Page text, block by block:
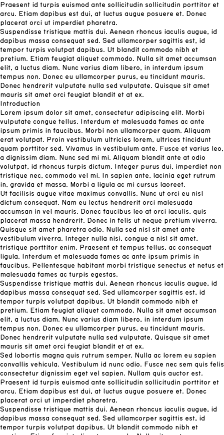
Praesent id turpis euismod ante sollicitudin sollicitudin porttitor et
arcu. Etiam dapibus est dui, at luctus augue posuere et. Donec
placerat orci ut imperdiet pharetra.
Suspendisse tristique mattis dui. Aenean rhoncus iaculis augue, id
dapibus massa consequat sed. Sed ullamcorper sagittis est, id
tempor turpis volutpat dapibus. Ut blandit commodo nibh et
pretium. Etiam feugiat aliquet commodo. Nulla sit amet accumsan
elit, a luctus diam. Nunc varius diam libero, in interdum ipsum
tempus non. Donec eu ullamcorper purus, eu tincidunt mauris.
Donec hendrerit vulputate nulla sed vulputate. Quisque sit amet
mauris sit amet orci feugiat blandit et at ex.
Introduction
Lorem ipsum dolor sit amet, consectetur adipiscing elit. Morbi
vulputate congue tellus. Interdum et malesuada fames ac ante
ipsum primis in faucibus. Morbi non ullamcorper quam. Aliquam
erat volutpat. Proin vestibulum ultricies lorem, ultrices tincidunt
quam porttitor sed. Vivamus in vestibulum ante. Fusce et varius leo,
a dignissim diam. Nunc sed mi mi. Aliquam blandit ante at odio
volutpat, id rhoncus turpis dictum. Integer purus dui, imperdiet non
tristique nec, commodo vel mi. In sapien ante, lacinia eget rutrum
in, gravida et massa. Morbi a ligula ac mi cursus laoreet.
Ut facilisis augue vitae maximus convallis. Nunc ut orci eu nisl
dictum consequat. Nam eu lectus hendrerit orci malesuada
accumsan in vel mauris. Donec faucibus leo at orci iaculis, quis
placerat massa hendrerit. Donec in felis ut neque pretium viverra.
Quisque sit amet pharetra odio. Nulla sed nisl sit amet ante
vestibulum viverra. Integer nulla nisi, congue a nisl sit amet,
tristique porttitor enim. Praesent et tempus tellus, ac consequat
ligula. Interdum et malesuada fames ac ante ipsum primis in
faucibus. Pellentesque habitant morbi tristique senectus et netus et
malesuada fames ac turpis egestas.
Suspendisse tristique mattis dui. Aenean rhoncus iaculis augue, id
dapibus massa consequat sed. Sed ullamcorper sagittis est, id
tempor turpis volutpat dapibus. Ut blandit commodo nibh et
pretium. Etiam feugiat aliquet commodo. Nulla sit amet accumsan
elit, a luctus diam. Nunc varius diam libero, in interdum ipsum
tempus non. Donec eu ullamcorper purus, eu tincidunt mauris.
Donec hendrerit vulputate nulla sed vulputate. Quisque sit amet
mauris sit amet orci feugiat blandit et at ex.
Sed lobortis magna quis rutrum semper. Nulla ac lorem eu sapien
convallis vehicula. Vestibulum id nunc odio. Fusce nec sem quis felis
consectetur dignissim eget vel sapien. Nullam quis auctor est.
Praesent id turpis euismod ante sollicitudin sollicitudin porttitor et
arcu. Etiam dapibus est dui, at luctus augue posuere et. Donec
placerat orci ut imperdiet pharetra.
Suspendisse tristique mattis dui. Aenean rhoncus iaculis augue, id
dapibus massa consequat sed. Sed ullamcorper sagittis est, id
tempor turpis volutpat dapibus. Ut blandit commodo nibh et